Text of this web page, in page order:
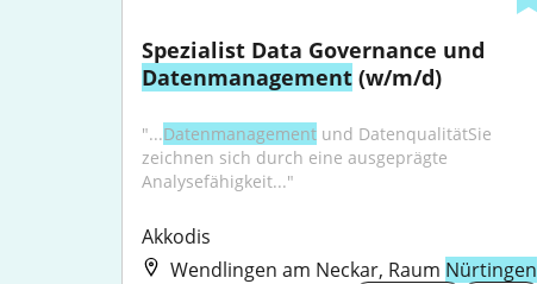
Datenmanagement (w/m/d)
"...Datenmanagement und DatenqualitätSie
zeichnen sich durch eine ausgeprägte
Analysefähigkeit..."
Akkodis
Wendlingen am Neckar, Raum Nürtingen